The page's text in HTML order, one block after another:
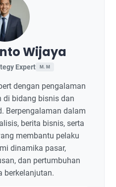
Wijaya
Expert M. M
dengan pengalaman
di bidang bisnis dan
Berpengalaman dalam
berita bisnis, serta
membantu pelaku
dinamika pasar,
dan pertumbuhan
berkelanjutan.